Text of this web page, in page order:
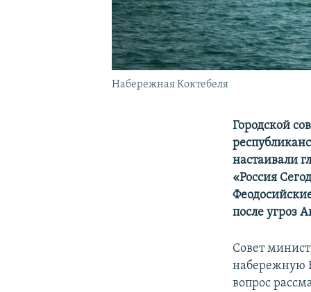
Набережная Коктебеля
Городской
настаивали
«Россия
после угроз
Совет
набережную
вопрос